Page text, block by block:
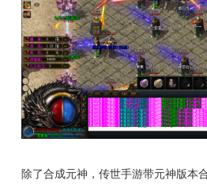
除了合成元神，传世手游带元神版本